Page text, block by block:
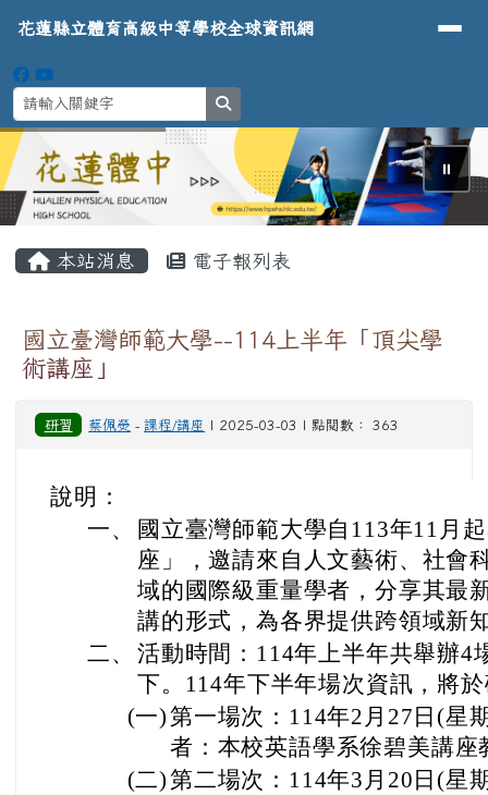
花蓮縣立體育高級中等學校全球資
導覽列
花蓮縣立體育高級中等學校全球資訊網
⏸
本站消息 電子報列表
國立臺灣師範大學--114上半年「頂尖學
術講座」
研習 蔡佩熒 -課程/講座 | 2025-03-03 | 點閱數： 363
說明：
一、
國立臺灣師範大學自113年11月
座」，邀請來自人文藝術、社會
域的國際級重量學者，分享其最
講的形式，為各界提供跨領域新
二、 活動時間：114年上半年共舉辦4
下。114年下半年場次資訊，將
(一)第一場次：114年2月27日(星
者：本校英語學系徐碧美講
(二)第二場次：114年3月20日(星